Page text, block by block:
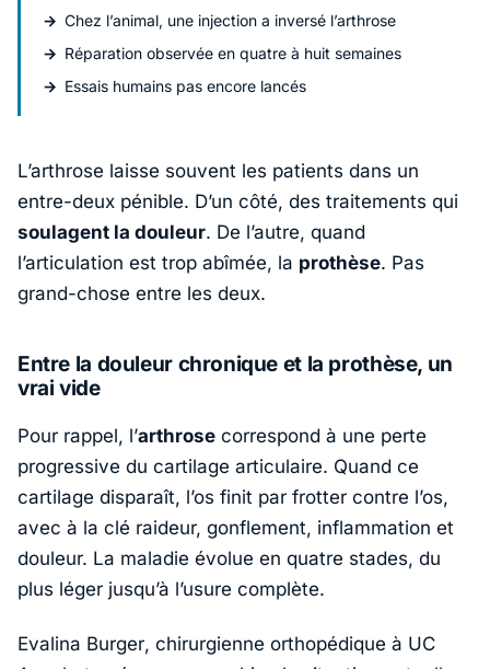
Chez l’animal, une injection a inversé l’arthrose
Réparation observée en quatre à huit semaines
Essais humains pas encore lancés
L’arthrose laisse souvent les patients dans un
entre-deux pénible. D’un côté, des traitements qui
soulagent la douleur. De l’autre, quand
l’articulation est trop abîmée, la prothèse. Pas
grand-chose entre les deux.
Entre la douleur chronique et la prothèse, un
vrai vide
Pour rappel, l’arthrose correspond à une perte
progressive du cartilage articulaire. Quand ce
cartilage disparaît, l’os finit par frotter contre l’os,
avec à la clé raideur, gonflement, inflammation et
douleur. La maladie évolue en quatre stades, du
plus léger jusqu’à l’usure complète.
Evalina Burger, chirurgienne orthopédique à UC